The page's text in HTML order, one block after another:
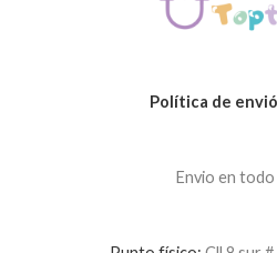
Política de
Envio en todo